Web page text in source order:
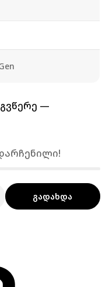
—
ᲒᲐᲓᲐᲮᲓᲐ